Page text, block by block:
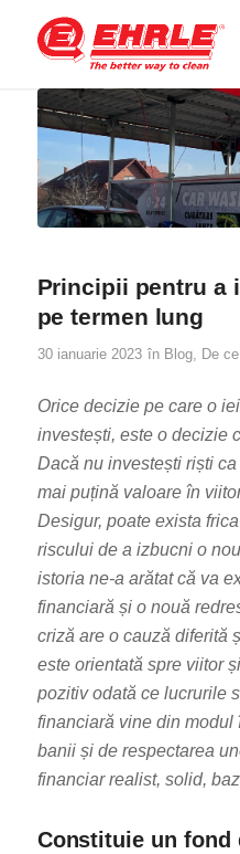
Principii pentru a
pe termen lung
30 ianuarie 2023 în Blog, De
Orice decizie pe care o
investești, este o decizie
Dacă nu investești riști
mai puțină valoare în
Desigur, poate exista
riscului de a izbucni o
istoria ne-a arătat că va
financiară și o nouă
criză are o cauză diferită
este orientată spre viitor
pozitiv odată ce lucrurile
financiară vine din
banii și de respectarea
financiar realist, solid,
Constituie un fond